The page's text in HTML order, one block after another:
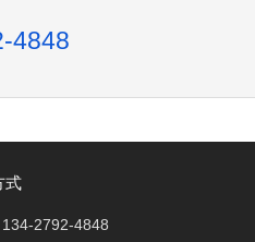
4848
式
134-2792-4848